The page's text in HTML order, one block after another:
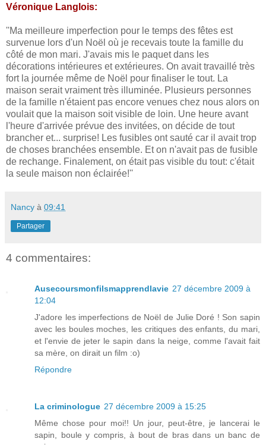
Véronique Langlois:
''Ma meilleure imperfection pour le temps des fêtes est
survenue lors d'un Noël où je recevais toute la famille du
côté de mon mari. J'avais mis le paquet dans les
décorations intérieures et extérieures. On avait travaillé très
fort la journée même de Noël pour finaliser le tout. La
maison serait vraiment très illuminée. Plusieurs personnes
de la famille n'étaient pas encore venues chez nous alors on
voulait que la maison soit visible de loin. Une heure avant
l'heure d'arrivée prévue des invitées, on décide de tout
brancher et... surprise! Les fusibles ont sauté car il avait trop
de choses branchées ensemble. Et on n'avait pas de fusible
de rechange. Finalement, on était pas visible du tout: c'était
la seule maison non éclairée!''
Nancy à 09:41
Partager
4 commentaires:
Ausecoursmonfilsmapprendlavie 27 décembre 2009 à
12:04
J'adore les imperfections de Noël de Julie Doré ! Son sapin
avec les boules moches, les critiques des enfants, du mari,
et l'envie de jeter le sapin dans la neige, comme l'avait fait
sa mère, on dirait un film :o)
Répondre
La criminologue 27 décembre 2009 à 15:25
Même chose pour moi!! Un jour, peut-être, je lancerai le
sapin, boule y compris, à bout de bras dans un banc de